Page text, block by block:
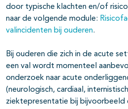
door typische klachten en/of
naar de volgende module:
valincidenten bij ouderen.
Bij ouderen die zich in de acute
een val wordt momenteel
onderzoek naar acute
(neurologisch, cardiaal,
ziektepresentatie bij bijvoorbeeld